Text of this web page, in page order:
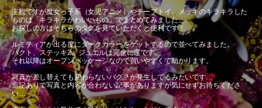
主観ですが魔女っ子系（女児アニメ）やチープトイ、メッキのキラキラした
ものは「キラキラかわいいもの」でまとめてみました。
お探しの方はそちらのタグを見ていただくと便利です！
ルミティアが出る度にダークカラーをゲットするので並べてみました。
パクト、ステッキ2、ジュエルは完全に運です。
それ以降はオープンパッケージなので買いやすくて助かります。
写真が差し替えても変わらないバグ？が発生してるみたいです…
追記ありで写真と内容が合わない記事がありますが気にせずお待ちくださ
い…